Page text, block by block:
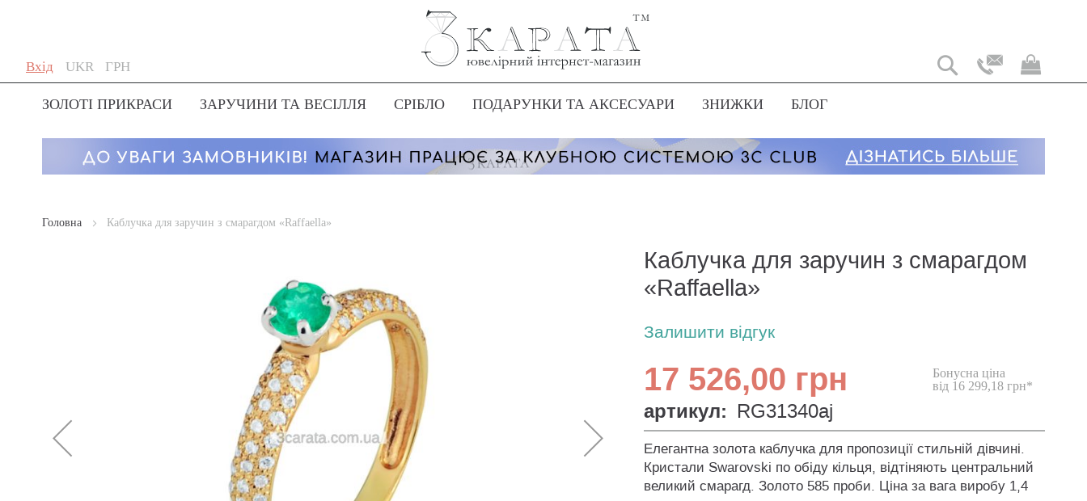
Вхід
Skip
to
Content
Мова
UKR
Мій
Валюта
ГРН
ЗОЛОТІ ПРИКРАСИ ЗАРУЧИНИ ТА ВЕСІЛЛЯ СРІБЛО ПОДАРУНКИ ТА АКСЕСУАРИ ЗНИЖКИ БЛОГ
Головна Каблучка для заручин з смарагдом «Raffaella»
Каблучка для заручин з смарагдом
«Raffaella»
Залишити відгук
17 526,00 грн
Бонусна ціна
від 16 299,18 грн*
артикул: RG31340aj
Елегантна золота каблучка для пропозиції стильній дівчині.
Кристали Swarovski по обіду кільця, відтіняють центральний
великий смарагд. Золото 585 проби. Ціна за вага виробу 1,4